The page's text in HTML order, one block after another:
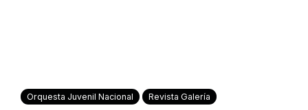
Orquesta Juvenil Nacional Revista Galería